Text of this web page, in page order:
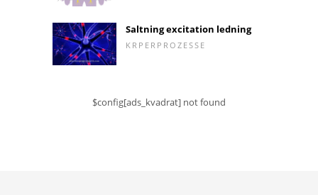
Saltning excitation ledning
KRPERPROZESSE
$config[ads_kvadrat] not found